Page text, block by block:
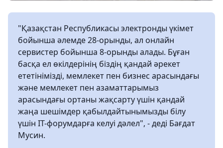
"Қазақстан Республикасы электронды үкімет
бойынша әлемде 28-орынды, ал онлайн
сервистер бойынша 8-орынды алады. Бұған
басқа ел өкілдерінің біздің қандай әрекет
ететінімізді, мемлекет пен бизнес арасындағы
және мемлекет пен азаматтарымыз
арасындағы ортаны жақсарту үшін қандай
жаңа шешімдер қабылдайтынымызды білу
үшін IT-форумдарға келуі дәлел", - деді Бағдат
Мусин.